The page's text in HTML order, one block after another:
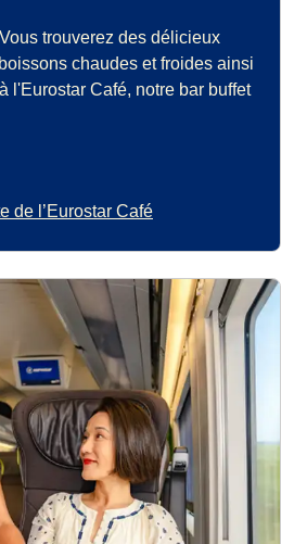
trouverez des délicieux
chaudes et froides ainsi
l'Eurostar Café, notre bar buffet
de l’Eurostar Café